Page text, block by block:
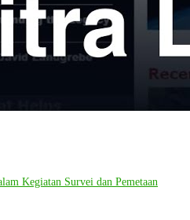
Kegiatan Survei dan Pemetaan